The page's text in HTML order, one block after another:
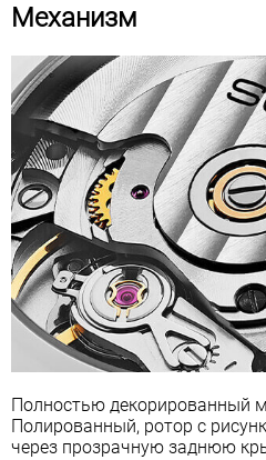
Механизм
Полностью декорированный
Полированный, ротор с
через прозрачную заднюю